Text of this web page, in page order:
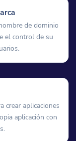
de dominio
el control de su
crear aplicaciones
aplicación con